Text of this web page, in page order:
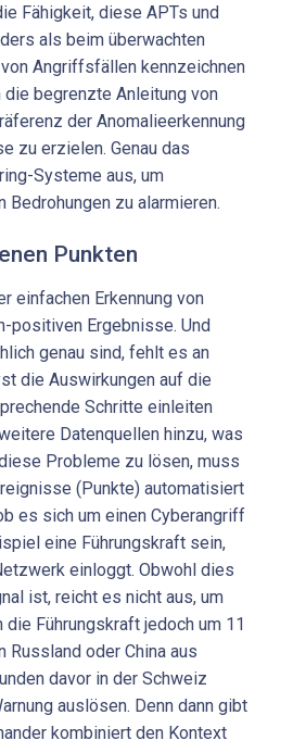
Fähigkeit, diese APTs und
als beim überwachten
Angriffsfällen kennzeichnen
begrenzte Anleitung von
der Anomalieerkennung
zu erzielen. Genau das
Systeme aus, um
zu alarmieren.
Punkten
einfachen Erkennung von
positiven Ergebnisse. Und
genau sind, fehlt es an
die Auswirkungen auf die
Schritte einleiten
Datenquellen hinzu, was
Probleme zu lösen, muss
(Punkte) automatisiert
es sich um einen Cyberangriff
eine Führungskraft sein,
einloggt. Obwohl dies
ist, reicht es nicht aus, um
Führungskraft jedoch um 11
oder China aus
davor in der Schweiz
auslösen. Denn dann gibt
kombiniert den Kontext